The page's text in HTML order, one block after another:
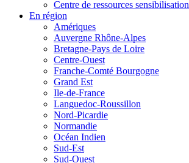
Centre de ressources sensibilisation
En région
Amériques
Auvergne Rhône-Alpes
Bretagne-Pays de Loire
Centre-Ouest
Franche-Comté Bourgogne
Grand Est
Ile-de-France
Languedoc-Roussillon
Nord-Picardie
Normandie
Océan Indien
Sud-Est
Sud-Ouest